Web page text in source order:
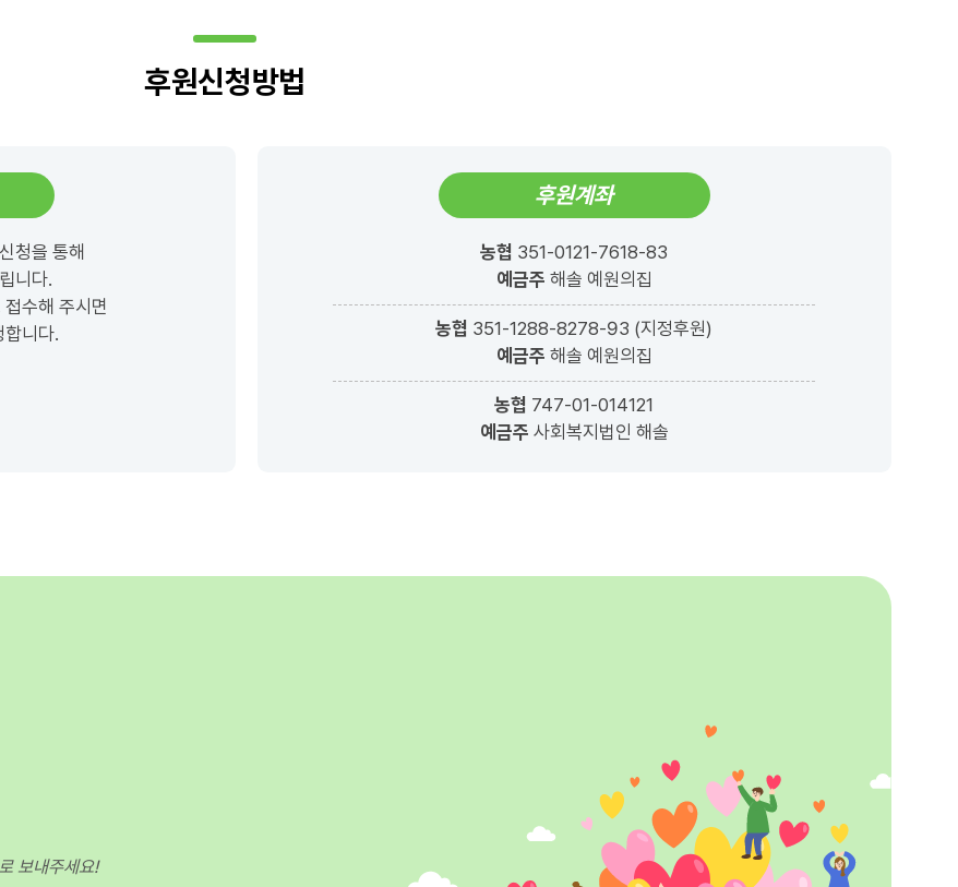
후원신청방법
청을 통해
니다.
수해 주시면
합니다.
후원계좌
농협 351-0121-7618-83
예금주 해솔 예원의집
농협 351-1288-8278-93 (지정후원)
예금주 해솔 예원의집
농협 747-01-014121
예금주 사회복지법인 해솔
보내주세요!